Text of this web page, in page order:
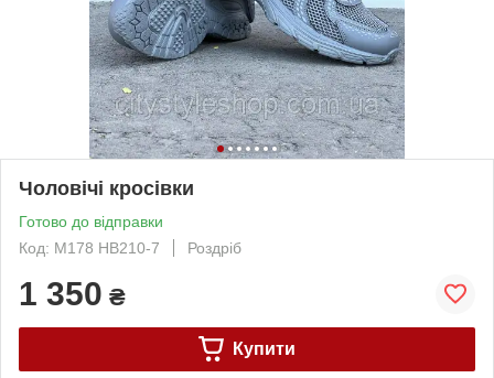
Чоловічі кросівки
Готово до відправки
Код: М178 HB210-7
Роздріб
1 350 ₴
Купити